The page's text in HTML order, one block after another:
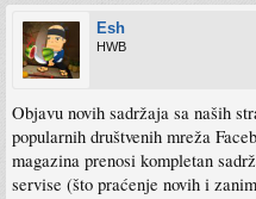
Esh
HWB
Objavu novih sadržaja sa naših
popularnih društvenih mreža
magazina prenosi kompletan
servise (što praćenje novih i